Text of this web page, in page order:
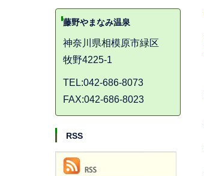
藤野やまなみ温泉
神奈川県相模原市緑区
牧野4225-1
TEL:042-686-8073
FAX:042-686-8023
RSS